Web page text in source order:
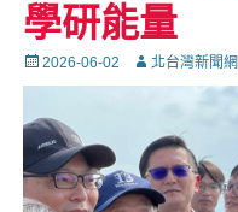
學研能量
Posted
on
2026-06-02 Autor北台灣新聞網